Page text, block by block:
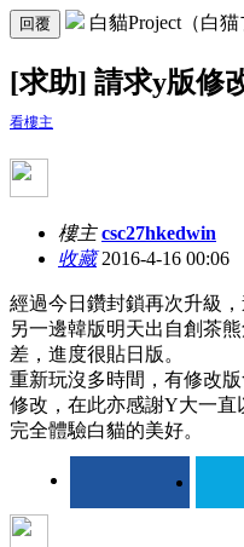
回覆 白貓Project（白猫
[求助] 請求y版修
看樓主
樓主 csc27hkedwin
收藏2016-4-16 00:06
經過今日鑽封鎖再次升級
另一邊韓版明天出自創茶
差，進度很貼日版。
重新玩沒多時間，有修改
修改，在此亦感謝Y大一
完全體驗白貓的美好。